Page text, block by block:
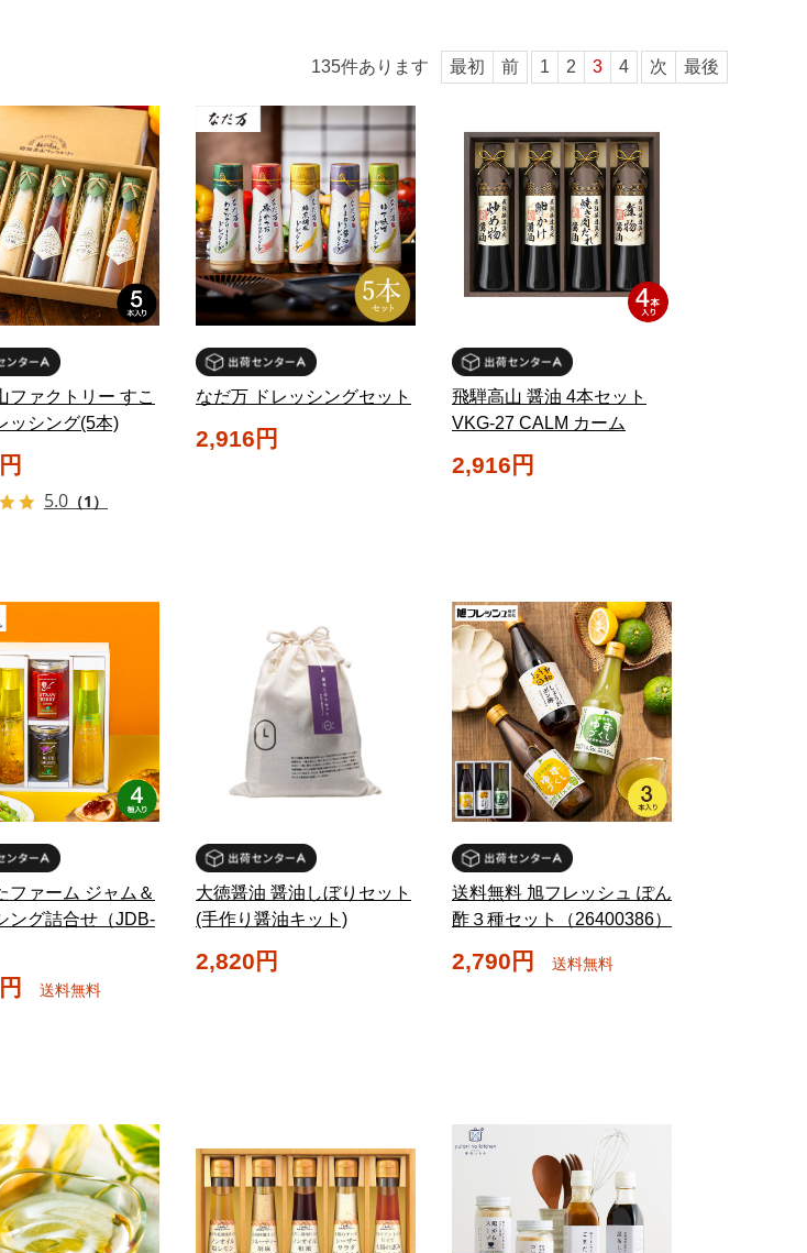
135件あります 最初 前 1 2 3 4 次 最後
ファクトリー すこ
ッシング(5本)
5.0 （1）
なだ万 ドレッシングセット
2,916円
飛騨高山 醤油 4本セット
VKG-27 CALM カーム
2,916円
ファーム ジャム＆
ング詰合せ（JDB-
送料無料
大徳醤油 醤油しぼりセット
(手作り醤油キット)
2,820円
送料無料 旭フレッシュ ぽん
酢３種セット（26400386）
2,790円 送料無料